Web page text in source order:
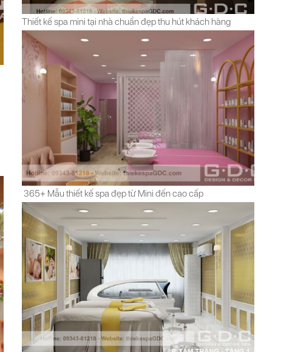
Thiết kế spa mini tại nhà chuẩn đẹp thu hút khách hàng
365+ Mẫu thiết kế spa đẹp từ Mini đến cao cấp